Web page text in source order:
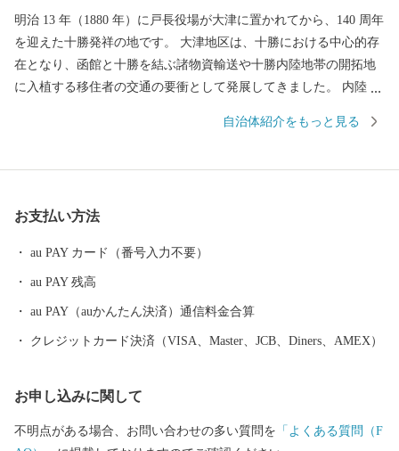
明治 13 年（1880 年）に戸長役場が大津に置かれてから、140 周年
を迎えた十勝発祥の地です。 大津地区は、十勝における中心的存
在となり、函館と十勝を結ぶ諸物資輸送や十勝内陸地帯の開拓地
に入植する移住者の交通の要衝として発展してきました。 内陸部
は二宮尊親率いる福島県人が二宮農場を開墾しています。二宮尊
なると水面を覆いつくす氷が太平洋に流れ出し、河口の大津海岸
「十勝川」が生み出す自然の神秘です。 十勝川左岸には、左右に
大きく枝を伸ばしたはるにれの木が、歴史ある豊頃町の大草原に
そびえています。 推定樹齢は約150年。 雨の日も風の日も決して
れて、撮影スポットとしても北海道を代表する人気スポットで
自治体紹介をもっと見る
お支払い方法
au PAY カード（番号入力不要）
au PAY 残高
au PAY（auかんたん決済）通信料金合算
クレジットカード決済（VISA、Master、JCB、Diners、AMEX）
お申し込みに関して
不明点がある場合、お問い合わせの多い質問を 「よくある質問（F